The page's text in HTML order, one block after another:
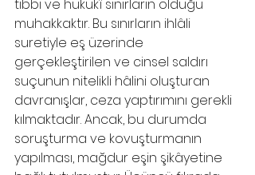
tıbbi ve hukukî sınırların olduğu
muhakkaktır. Bu sınırların ihlâli
suretiyle eş üzerinde
gerçekleştirilen ve cinsel saldırı
suçunun nitelikli hâlini oluşturan
davranışlar, ceza yaptırımını gerekli
kılmaktadır. Ancak, bu durumda
soruşturma ve kovuşturmanın
yapılması, mağdur eşin şikâyetine